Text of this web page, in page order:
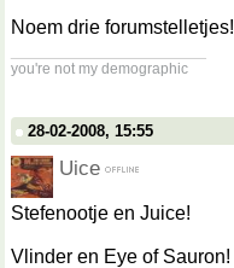
Noem drie forumstelletjes!
you're not my demographic
28-02-2008, 15:55
Uice
Stefenootje en Juice!
Vlinder en Eye of Sauron!